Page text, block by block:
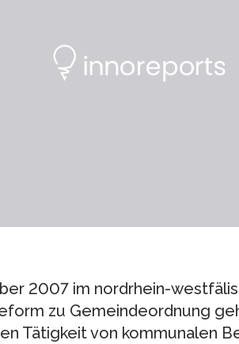
2007 im nordrhein-
zu Gemeindeordnung
Tätigkeit von kommunalen